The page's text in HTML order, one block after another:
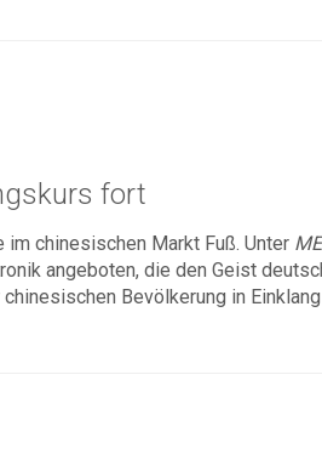
fort
chinesischen Markt Fuß. Unter
angeboten, die den Geist
Bevölkerung in